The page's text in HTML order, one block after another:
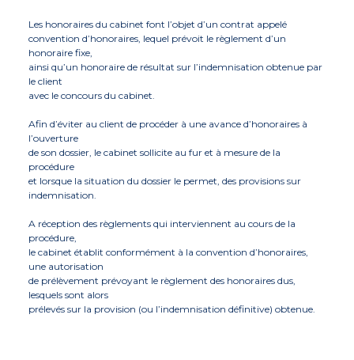
Les honoraires du cabinet font l’objet d’un contrat appelé
convention d’honoraires, lequel prévoit le règlement d’un
honoraire fixe,
ainsi qu’un honoraire de résultat sur l’indemnisation obtenue par
le client
avec le concours du cabinet.
Afin d’éviter au client de procéder à une avance d’honoraires à
l’ouverture
de son dossier, le cabinet sollicite au fur et à mesure de la
procédure
et lorsque la situation du dossier le permet, des provisions sur
indemnisation.
A réception des règlements qui interviennent au cours de la
procédure,
le cabinet établit conformément à la convention d’honoraires,
une autorisation
de prélèvement prévoyant le règlement des honoraires dus,
lesquels sont alors
prélevés sur la provision (ou l’indemnisation définitive) obtenue.